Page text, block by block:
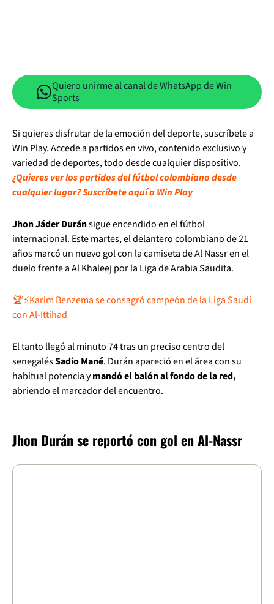
Quiero unirme al canal de WhatsApp de Win
Sports
Si quieres disfrutar de la emoción del deporte, suscríbete a
Win Play. Accede a partidos en vivo, contenido exclusivo y
variedad de deportes, todo desde cualquier dispositivo.
¿Quieres ver los partidos del fútbol colombiano desde
cualquier lugar? Suscríbete aquí a Win Play
Jhon Jáder Duránsigue encendido en el fútbol
internacional. Este martes, el delantero colombiano de 21
años marcó un nuevo gol con la camiseta de Al Nassr en el
duelo frente a Al Khaleej por la Liga de Arabia Saudita.
🏆⚡Karim Benzema se consagró campeón de la Liga Saudí
con Al-Ittihad
El tanto llegó al minuto 74 tras un preciso centro del
senegalésSadio Mané. Durán apareció en el área con su
habitual potencia ymandó el balón al fondo de la red,
abriendo el marcador del encuentro.
Jhon Durán se reportó con gol en Al-Nassr